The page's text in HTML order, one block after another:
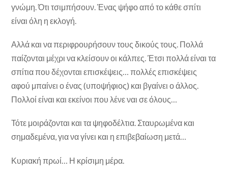
γνώμη. Ότι τσιμπήσουν. Ένας ψήφο από το κάθε σπίτι
είναι όλη η εκλογή.
Αλλά και να περιφρουρήσουν τους δικούς τους. Πολλά
παίζονται μέχρι να κλείσουν οι κάλπες. Έτσι πολλά είναι τα
σπίτια που δέχονται επισκέψεις… πολλές επισκέψεις
αφού μπαίνει ο ένας (υποψήφιος) και βγαίνει ο άλλος.
Πολλοί είναι και εκείνοι που λένε ναι σε όλους…
Τότε μοιράζονται και τα ψηφοδέλτια. Σταυρωμένα και
σημαδεμένα, για να γίνει και η επιβεβαίωση μετά…
Κυριακή πρωί… Η κρίσιμη μέρα.